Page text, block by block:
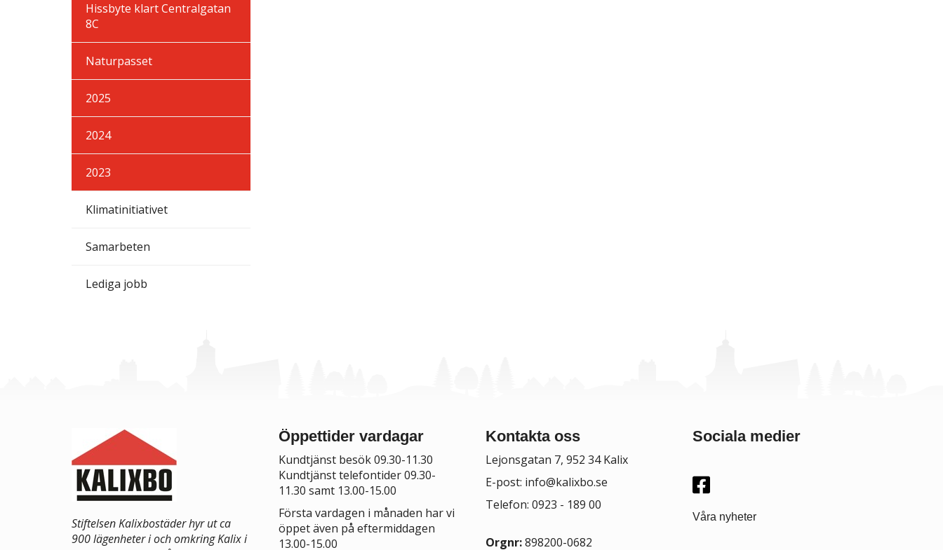
Hissbyte klart Centralgatan
8C
Naturpasset
2025
2024
2023
Klimatinitiativet
Samarbeten
Lediga jobb
Stiftelsen Kalixbostäder hyr ut ca
900 lägenheter i och omkring Kalix i
Öppettider vardagar
Kundtjänst besök 09.30-11.30
Kundtjänst telefontider 09.30-
11.30 samt 13.00-15.00
Första vardagen i månaden har vi
öppet även på eftermiddagen
13.00-15.00
Kontakta oss
Lejonsgatan 7, 952 34 Kalix
E-post: info@kalixbo.se
Telefon: 0923 - 189 00
Orgnr:898200-0682
Sociala medier
Våra nyheter